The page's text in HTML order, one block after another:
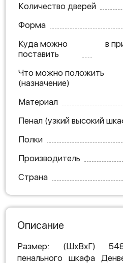
Количество дверей
Форма
Куда можно
поставить
в
Что можно положить
(назначение)
Материал
Пенал (узкий высокий
Полки
Производитель
Страна
Описание
Размер: (ШхВхГ)
пенального шкафа